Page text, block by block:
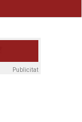
Publicitat